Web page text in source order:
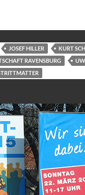
JOSEF HILLER KURT
RAVENSBURG